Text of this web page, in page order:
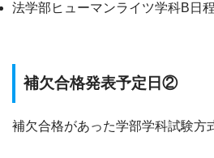
法学部ヒューマンライツ学科B日程
補欠合格発表予定日②
補欠合格があった学部学科試験方